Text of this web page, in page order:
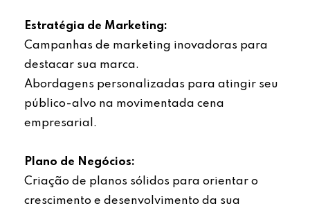
Estratégia de Marketing:
Campanhas de marketing inovadoras para
destacar sua marca.
Abordagens personalizadas para atingir seu
público-alvo na movimentada cena
empresarial.
Plano de Negócios:
Criação de planos sólidos para orientar o
crescimento e desenvolvimento da sua